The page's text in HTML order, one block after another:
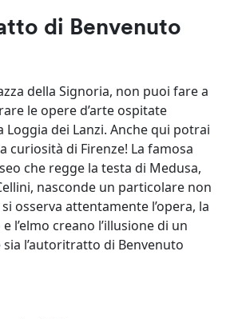
di Benvenuto
della Signoria, non puoi fare a
le opere d’arte ospitate
Loggia dei Lanzi. Anche qui potrai
curiosità di Firenze! La famosa
che regge la testa di Medusa,
nasconde un particolare non
osserva attentamente l’opera, la
l’elmo creano l’illusione di un
l’autoritratto di Benvenuto